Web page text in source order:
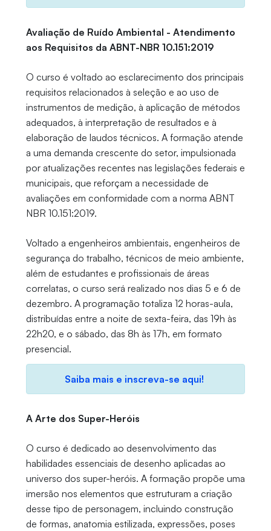
Avaliação de Ruído Ambiental - Atendimento
aos Requisitos da ABNT-NBR 10.151:2019
O curso é voltado ao esclarecimento dos principais
requisitos relacionados à seleção e ao uso de
instrumentos de medição, à aplicação de métodos
adequados, à interpretação de resultados e à
elaboração de laudos técnicos. A formação atende
a uma demanda crescente do setor, impulsionada
por atualizações recentes nas legislações federais e
municipais, que reforçam a necessidade de
avaliações em conformidade com a norma ABNT
NBR 10.151:2019.
Voltado a engenheiros ambientais, engenheiros de
segurança do trabalho, técnicos de meio ambiente,
além de estudantes e profissionais de áreas
correlatas, o curso será realizado nos dias 5 e 6 de
dezembro. A programação totaliza 12 horas-aula,
distribuídas entre a noite de sexta-feira, das 19h às
22h20, e o sábado, das 8h às 17h, em formato
presencial.
Saiba mais e inscreva-se aqui!
A Arte dos Super-Heróis
O curso é dedicado ao desenvolvimento das
habilidades essenciais de desenho aplicadas ao
universo dos super-heróis. A formação propõe uma
imersão nos elementos que estruturam a criação
desse tipo de personagem, incluindo construção
de formas, anatomia estilizada, expressões, poses